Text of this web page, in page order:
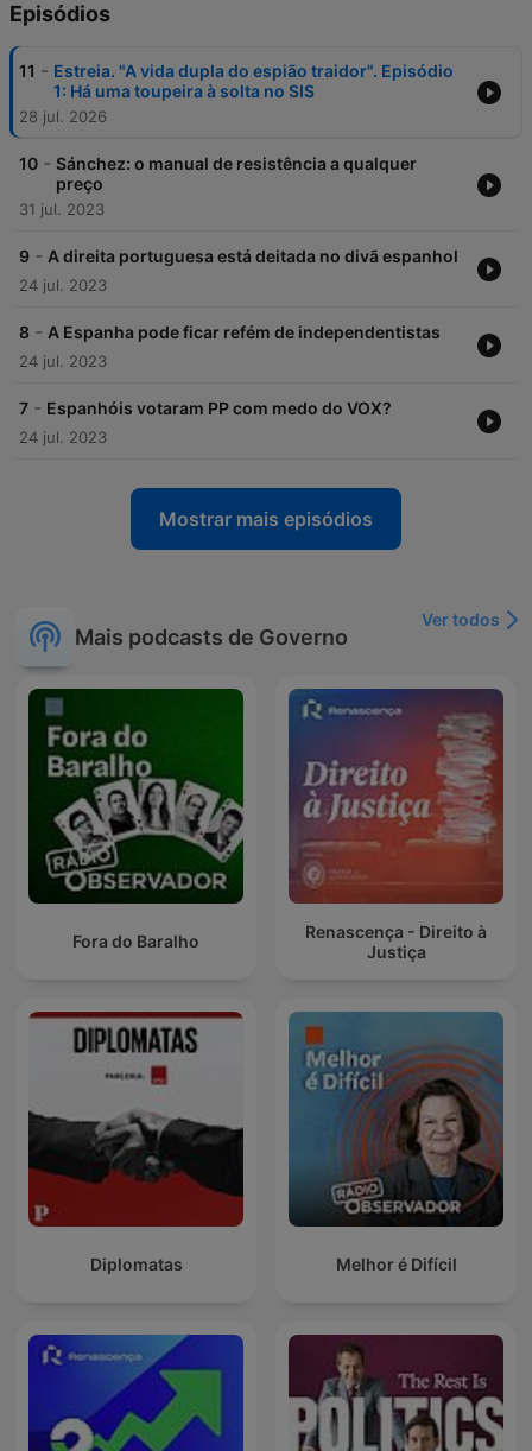
Episódios
11 - Estreia. "A vida dupla do espião traidor". Episódio
1: Há uma toupeira à solta no SIS
28 jul. 2026
10 - Sánchez: o manual de resistência a qualquer
preço
31 jul. 2023
9 - A direita portuguesa está deitada no divã espanhol
24 jul. 2023
8 - A Espanha pode ficar refém de independentistas
24 jul. 2023
7 - Espanhóis votaram PP com medo do VOX?
24 jul. 2023
Mostrar mais episódios
Mais podcasts de Governo
Ver todos
Fora do Baralho
Renascença - Direito à
Justiça
Diplomatas Melhor é Difícil